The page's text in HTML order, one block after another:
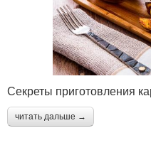
Секреты приготовления
читать дальше →